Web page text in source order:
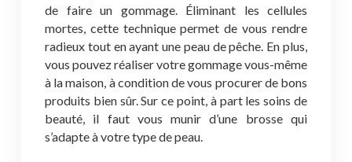
de faire un gommage. Éliminant les cellules
mortes, cette technique permet de vous rendre
radieux tout en ayant une peau de pêche. En plus,
vous pouvez réaliser votre gommage vous-même
à la maison, à condition de vous procurer de bons
produits bien sûr. Sur ce point, à part les soins de
beauté, il faut vous munir d’une brosse qui
s’adapte à votre type de peau.